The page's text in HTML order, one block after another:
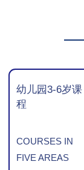
幼儿园3-6岁课
程
COURSES IN
FIVE AREAS